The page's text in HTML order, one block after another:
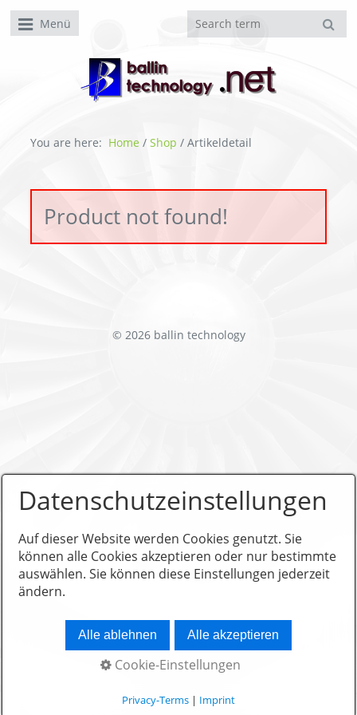
Menü
You are here: Home / Shop / Artikeldetail
Product not found!
© 2026 ballin technology
Datenschutzeinstellungen
Auf dieser Website werden Cookies genutzt. Sie
können alle Cookies akzeptieren oder nur bestimmte
auswählen. Sie können diese Einstellungen jederzeit
ändern.
Alle ablehnen Alle akzeptieren
Cookie-Einstellungen
Privacy-Terms| Imprint